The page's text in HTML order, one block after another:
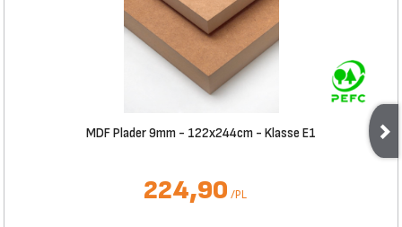
MDF Plader 9mm - 122x244cm - Klasse E1
224,90 /PL